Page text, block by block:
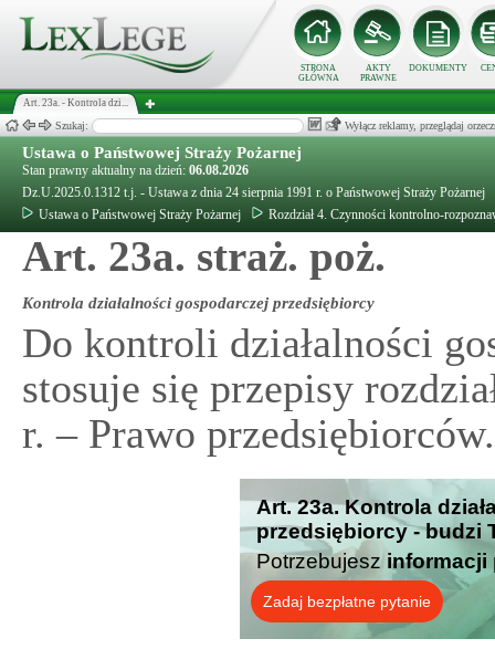
STRONA
GŁÓWNA
AKTY
PRAWNE
DOKUMENTY
Art. 23a. - Kontrola dzi...
Szukaj: Wyłącz reklamy, przeglądaj
Ustawa o Państwowej Straży Pożarnej
Stan prawny aktualny na dzień: 06.08.2026
Dz.U.2025.0.1312 t.j. - Ustawa z dnia 24 sierpnia 1991 r. o Państwowej Straży Pożarnej
Ustawa o Państwowej Straży Pożarnej
Rozdział 4. Czynności kontrolno-
Art. 23a. straż. poż.
Kontrola działalności gospodarczej przedsiębiorcy
Do kontroli działalności
stosuje się przepisy
r. – Prawo przedsiębiorców.
Art. 23a. Kontrola
przedsiębiorcy - budzi
Potrzebujesz informacji
Zadaj bezpłatne pytanie